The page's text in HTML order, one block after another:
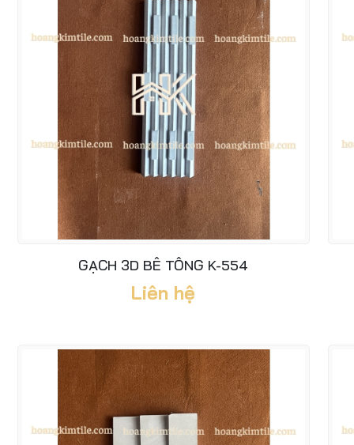
GẠCH 3D BÊ TÔNG K-554
Liên hệ